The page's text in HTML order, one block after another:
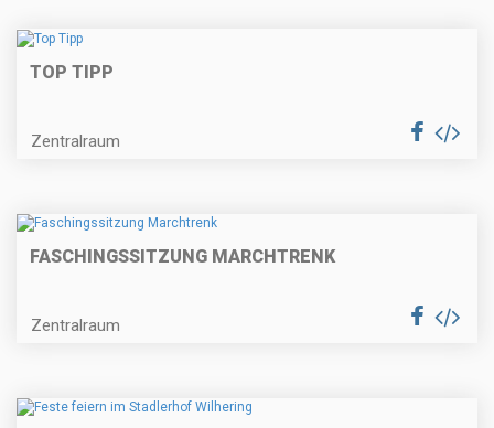
TOP TIPP
Zentralraum
FASCHINGSSITZUNG MARCHTRENK
Zentralraum